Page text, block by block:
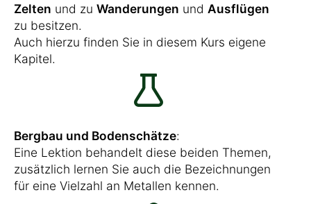
Zelten und zu Wanderungen und Ausflügen
zu besitzen.
Auch hierzu finden Sie in diesem Kurs eigene
Kapitel.
Bergbau und Bodenschätze:
Eine Lektion behandelt diese beiden Themen,
zusätzlich lernen Sie auch die Bezeichnungen
für eine Vielzahl an Metallen kennen.